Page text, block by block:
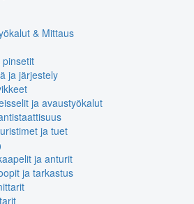
& Mittaus
pinsetit
ja järjestely
ja avaustyökalut
ja tuet
ja anturit
ja tarkastus